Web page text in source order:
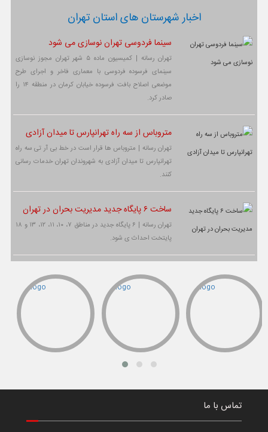
اخبار شهرستان های استان تهران
سینما فردوسی تهران نوسازی می شود
تهران رسانه | کمیسیون ماده ۵ شهر تهران مجوز نوسازی
سینمای فرسوده فردوسی با معماری فاخر و اجرای طرح
موضعی اصلاح بافت فرسوده خیابان کرمان در منطقه ۱۴ را
صادر کرد.
متروباس از سه راه تهرانپارس تا میدان آزادی
تهران رسانه | متروباس ها قرار است در خط بی آر تی سه راه
تهرانپارس تا میدان آزادی به شهروندان تهران خدمات رسانی
کنند.
ساخت ۶ پایگاه جدید مدیریت بحران در تهران
تهران رسانه | ۶ پایگاه جدید در مناطق ۷، ۱۰، ۱۱، ۱۲، ۱۳ و ۱۸
پایتخت احداث ی شود.
تماس با ما